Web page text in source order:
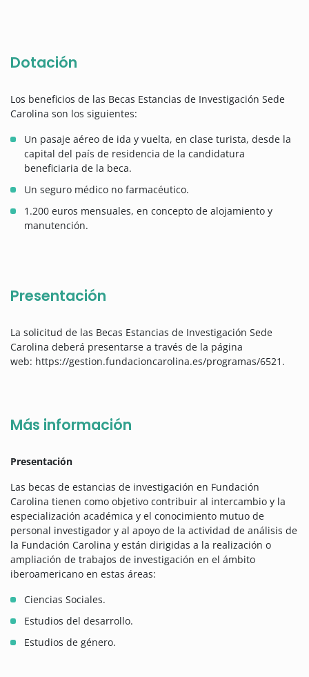
Dotación
Los beneficios de las Becas Estancias de Investigación Sede
Carolina son los siguientes:
Un pasaje aéreo de ida y vuelta, en clase turista, desde la
capital del país de residencia de la candidatura
beneficiaria de la beca.
Un seguro médico no farmacéutico.
1.200 euros mensuales, en concepto de alojamiento y
manutención.
Presentación
La solicitud de las Becas Estancias de Investigación Sede
Carolina deberá presentarse a través de la página
web: https://gestion.fundacioncarolina.es/programas/6521.
Más información
Presentación
Las becas de estancias de investigación en Fundación
Carolina tienen como objetivo contribuir al intercambio y la
especialización académica y el conocimiento mutuo de
personal investigador y al apoyo de la actividad de análisis de
la Fundación Carolina y están dirigidas a la realización o
ampliación de trabajos de investigación en el ámbito
iberoamericano en estas áreas:
Ciencias Sociales.
Estudios del desarrollo.
Estudios de género.